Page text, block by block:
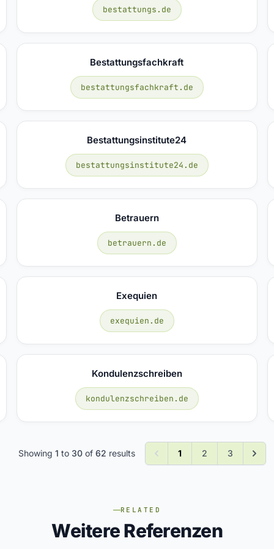
bestattungs.de
Bestattungsfachkraft
bestattungsfachkraft.de
Bestattungsinstitute24
bestattungsinstitute24.de
Betrauern
betrauern.de
Exequien
exequien.de
Kondulenzschreiben
kondulenzschreiben.de
Showing 1 to 30of 62 results 1 2 3
RELATED
Weitere Referenzen